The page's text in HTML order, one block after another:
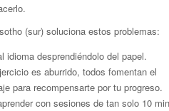
(sur) soluciona estos problemas:
idioma desprendiéndolo del papel.
es aburrido, todos fomentan el
para recompensarte por tu progreso.
con sesiones de tan solo 10